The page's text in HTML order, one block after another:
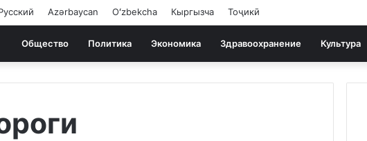
Azərbaycan Oʻzbekcha Кыргызча Тоҷикӣ
Общество Политика Экономика Здравоохранение Культура